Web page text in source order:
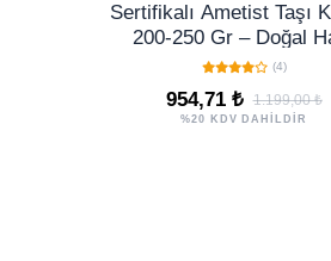
Sertifikalı Ametist Taşı
200-250 Gr – Doğal
Kristal Şifa Taşı Stresi
Huzur Ver
(4)
954,71 ₺ 1.199,00 ₺
%20 KDV DAHİLDİR